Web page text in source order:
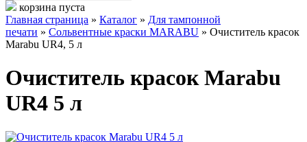
корзина пуста
Главная страница » Каталог » Для тампонной
печати » Сольвентные краски MARABU » Очиститель красок
Marabu UR4, 5 л
Очиститель красок Marabu
UR4 5 л